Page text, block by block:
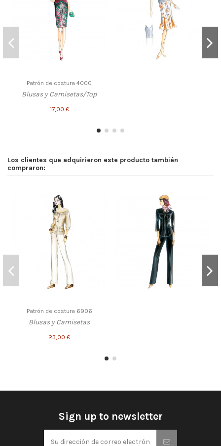
Patrón de costura 4000
Blusas y Camisetas/Top
17,00 €
Los clientes que adquirieron este producto también
compraron:
Patrón de costura 6906
Blusas y Camisetas
23,00 €
Sign up to newsletter